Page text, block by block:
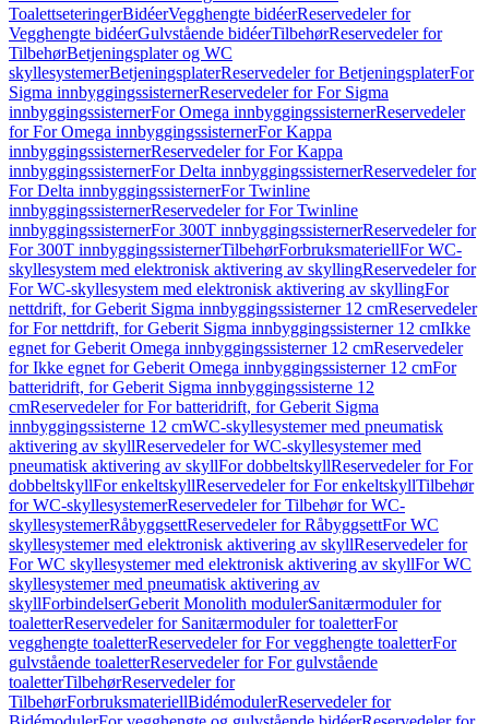
ToalettseteringerBidéerVegghengte bidéerReservedeler for
Vegghengte bidéerGulvstående bidéerTilbehørReservedeler for
TilbehørBetjeningsplater og WC
skyllesystemerBetjeningsplaterReservedeler for BetjeningsplaterFor
Sigma innbyggingssisternerReservedeler for For Sigma
innbyggingssisternerFor Omega innbyggingssisternerReservedeler
for For Omega innbyggingssisternerFor Kappa
innbyggingssisternerReservedeler for For Kappa
innbyggingssisternerFor Delta innbyggingssisternerReservedeler for
For Delta innbyggingssisternerFor Twinline
innbyggingssisternerReservedeler for For Twinline
innbyggingssisternerFor 300T innbyggingssisternerReservedeler for
For 300T innbyggingssisternerTilbehørForbruksmateriellFor WC-
skyllesystem med elektronisk aktivering av skyllingReservedeler for
For WC-skyllesystem med elektronisk aktivering av skyllingFor
nettdrift, for Geberit Sigma innbyggingssisterner 12 cmReservedeler
for For nettdrift, for Geberit Sigma innbyggingssisterner 12 cmIkke
egnet for Geberit Omega innbyggingssisterner 12 cmReservedeler
for Ikke egnet for Geberit Omega innbyggingssisterner 12 cmFor
batteridrift, for Geberit Sigma innbyggingssisterne 12
cmReservedeler for For batteridrift, for Geberit Sigma
innbyggingssisterne 12 cmWC-skyllesystemer med pneumatisk
aktivering av skyllReservedeler for WC-skyllesystemer med
pneumatisk aktivering av skyllFor dobbeltskyllReservedeler for For
dobbeltskyllFor enkeltskyllReservedeler for For enkeltskyllTilbehør
for WC-skyllesystemerReservedeler for Tilbehør for WC-
skyllesystemerRåbyggsettReservedeler for RåbyggsettFor WC
skyllesystemer med elektronisk aktivering av skyllReservedeler for
For WC skyllesystemer med elektronisk aktivering av skyllFor WC
skyllesystemer med pneumatisk aktivering av
skyllForbindelserGeberit Monolith modulerSanitærmoduler for
toaletterReservedeler for Sanitærmoduler for toaletterFor
vegghengte toaletterReservedeler for For vegghengte toaletterFor
gulvstående toaletterReservedeler for For gulvstående
toaletterTilbehørReservedeler for
TilbehørForbruksmateriellBidémodulerReservedeler for